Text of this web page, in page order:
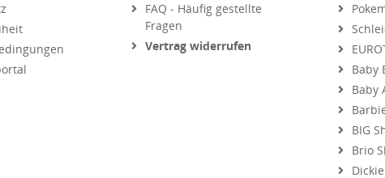
FAQ - Häufig gestellte
Fragen
Vertrag widerrufen
Baby
Baby
BIG
Brio